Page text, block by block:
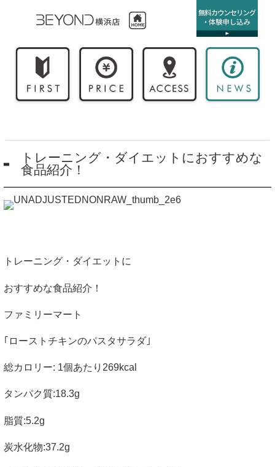
トレーニング・ダイエットにおすすめな
食品紹介！
トレーニング・ダイエットに
おすすめな食品紹介！
ファミリーマート
｢ローストチキンのパスタサラダ｣
総カロリー: 1個あたり 269kcal
タンパク質:18.3g
脂質:5.2g
炭水化物:37.2g